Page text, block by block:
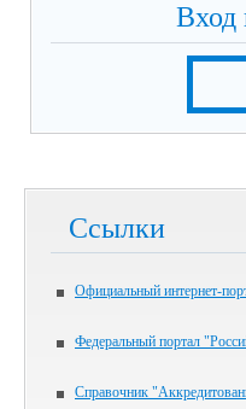
Вход
Ссылки
Официальный интернет-
Федеральный портал
Справочник